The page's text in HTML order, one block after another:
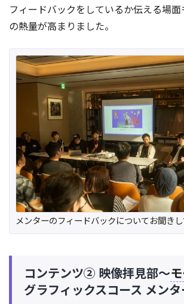
フィードバックをしているか伝える場
の熱量が高まりました。
メンターのフィードバックについてお聞き
コンテンツ② 映像拝見部〜
グラフィックスコース メン